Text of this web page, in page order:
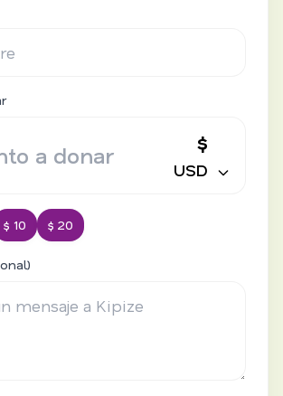
$
USD
$ 10 $ 20